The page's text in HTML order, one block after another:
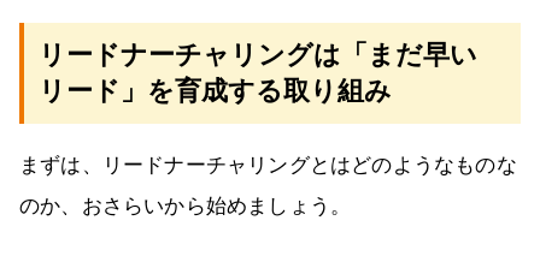
リードナーチャリングは「まだ早い
リード」を育成する取り組み
まずは、リードナーチャリングとはどのようなものな
のか、おさらいから始めましょう。